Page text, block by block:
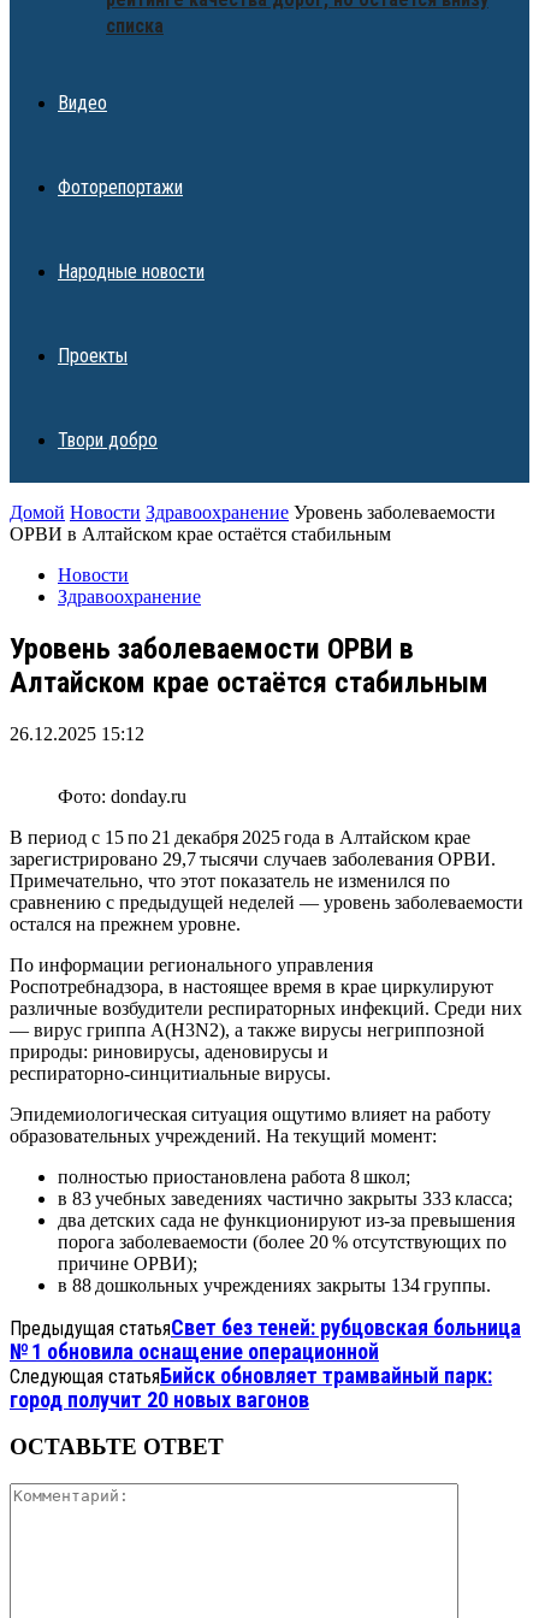
списка
Видео
Фоторепортажи
Народные новости
Проекты
Твори добро
Домой Новости Здравоохранение Уровень заболеваемости
ОРВИ в Алтайском крае остаётся стабильным
Новости
Здравоохранение
Уровень заболеваемости ОРВИ в
Алтайском крае остаётся стабильным
26.12.2025 15:12
Фото: donday.ru
В период с 15по 21 декабря 2025года в Алтайском крае
зарегистрировано 29,7тысячи случаев заболевания ОРВИ.
Примечательно, что этот показатель не изменился по
сравнению с предыдущей неделей — уровень заболеваемости
остался на прежнем уровне.
По информации регионального управления
Роспотребнадзора, в настоящее время в крае циркулируют
различные возбудители респираторных инфекций. Среди них
— вирус гриппа A(H3N2), а также вирусы негриппозной
природы: риновирусы, аденовирусы и
респираторно‑синцитиальные вирусы.
Эпидемиологическая ситуация ощутимо влияет на работу
образовательных учреждений. На текущий момент:
полностью приостановлена работа 8школ;
в 83учебных заведениях частично закрыты 333класса;
два детских сада не функционируют из‑за превышения
порога заболеваемости (более 20% отсутствующих по
причине ОРВИ);
в 88 дошкольных учреждениях закрыты 134группы.
Предыдущая статьяСвет без теней: рубцовская больница
№ 1 обновила оснащение операционной
Следующая статьяБийск обновляет трамвайный парк:
город получит 20 новых вагонов
ОСТАВЬТЕ ОТВЕТ